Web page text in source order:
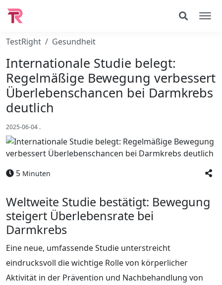
TestRight Gesundheit
Internationale Studie belegt:
Regelmäßige Bewegung verbessert
Überlebenschancen bei Darmkrebs
deutlich
2025-06-04 .
5 Minuten
Weltweite Studie bestätigt: Bewegung
steigert Überlebensrate bei
Darmkrebs
Eine neue, umfassende Studie unterstreicht
eindrucksvoll die wichtige Rolle von körperlicher
Aktivität in der Prävention und Nachbehandlung von